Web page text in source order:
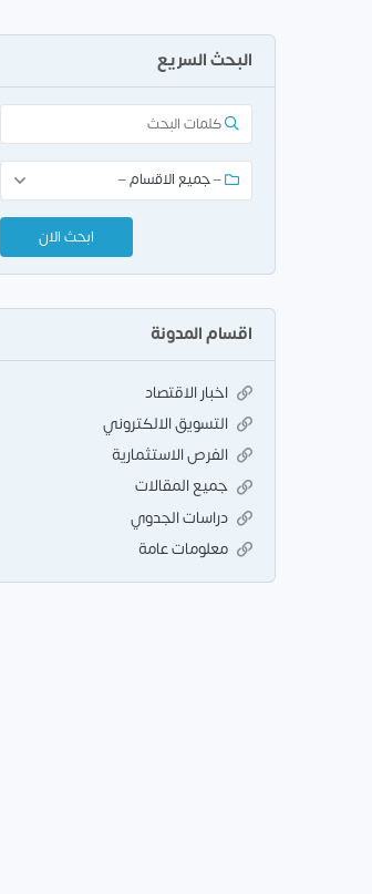
البحث السريع
اقسام المدونة
اخبار الاقتصاد
التسويق الالكتروني
الفرص الاستثمارية
جميع المقالات
دراسات الجدوي
معلومات عامة